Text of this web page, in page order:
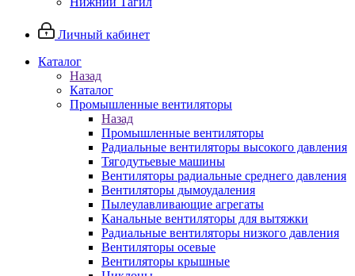
Личный кабинет
Каталог
Назад
Каталог
Промышленные вентиляторы
Назад
Промышленные вентиляторы
Радиальные вентиляторы высокого давления
Тягодутьевые машины
Вентиляторы радиальные среднего давления
Вентиляторы дымоудаления
Пылеулавливающие агрегаты
Канальные вентиляторы для вытяжки
Радиальные вентиляторы низкого давления
Вентиляторы осевые
Вентиляторы крышные